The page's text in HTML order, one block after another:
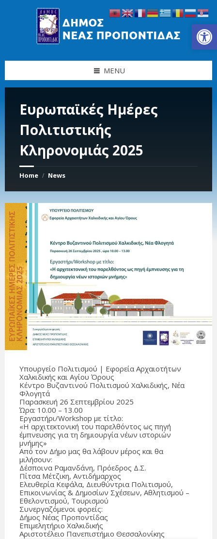
Ανοίξτε τη γραμμή εργαλείων
MENU
Ευρωπαϊκές Ημέρες
Πολιτιστικής
Κληρονομιάς 2025
Home / News
Υπουργείο Πολιτισμού | Εφορεία Αρχαιοτήτων
Χαλκιδικής και Αγίου Όρους
Κέντρο Βυζαντινού Πολιτισμού Χαλκιδικής, Νέα
Φλογητά
Παρασκευή 26 Σεπτεμβρίου 2025
Ώρα: 10.00 – 13.00
Εργαστήρι/Workshop με τίτλο:
«Η αρχιτεκτονική του παρελθόντος ως πηγή
έμπνευσης για τη δημιουργία νέων ιστοριών
μνήμης»
Από τον Δήμο μας θα λάβουν μέρος και θα
μιλήσουν:
Δέσποινα Ραμανδάνη, Πρόεδρος Δ.Σ.
Πίτσα Μέτζικη, Αντιδήμαρχος
Ελευθερία Κεφάλα, Διευθύντρια Πολιτισμού,
Επικοινωνίας & Δημοσίων Σχέσεων, Αθλητισμού –
Εθελοντισμού, Τουρισμού
Συνεργαζόμενοι φορείς:
Δήμος Νέας Προποντίδας
Επιμελητήριο Χαλκιδικής
Αριστοτέλειο Πανεπιστήμιο Θεσσαλονίκης